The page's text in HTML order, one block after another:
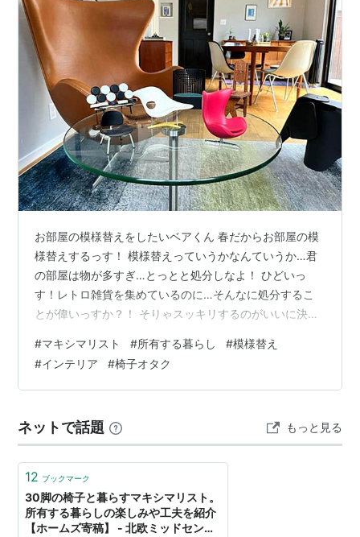
お部屋の模様替えをしたいベアくん 春だからお部屋の模
様替えするっす！ 模様替えっていうかなんていうか…君
の部屋は物が多すぎ…とっとと処分しなよ！ ひどいっ
す！レトロ雑貨を集めているのに…そんなに処分するこ
とが偉いっすか？！ そりゃスッキリするのがいいに決ま
買うっすよ！フン！ はあ？喧嘩するまでもないよ、どっ
ちが正しいかは明白だ！ これこら、喧嘩はしないの！ 確
かに物が少ないとコントロールしやすく 部屋の片付けが
うアドバイスもすることがあるよ。 でもそれって価値観
の1つだから 絶対的に正しい…
#マキシマリスト #所有する暮らし #模様替え
#インテリア #椅子オタク
ネットで話題 もっと見る
12 ブックマーク
30脚の椅子と暮らすマキシマリスト。
所有する暮らしの楽しみや工夫を紹介
【ホームズ寄稿】 - 北欧ミッドセンチ